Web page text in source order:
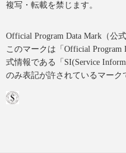
複写・転載を禁じます。
Official Program Data Mark（公
このマークは「Official
式情報である「SI(Service
のみ表記が許されているマーク